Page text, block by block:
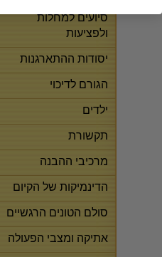
סיועים למחלות
ולפציעות
יסודות ההתארגנות
הגורם לדיכוי
ילדים
תקשורת
מרכיבי ההבנה
הדינמיקות של הקיום
סולם הטונים הרגשיים
אתיקה ומצבי הפעולה